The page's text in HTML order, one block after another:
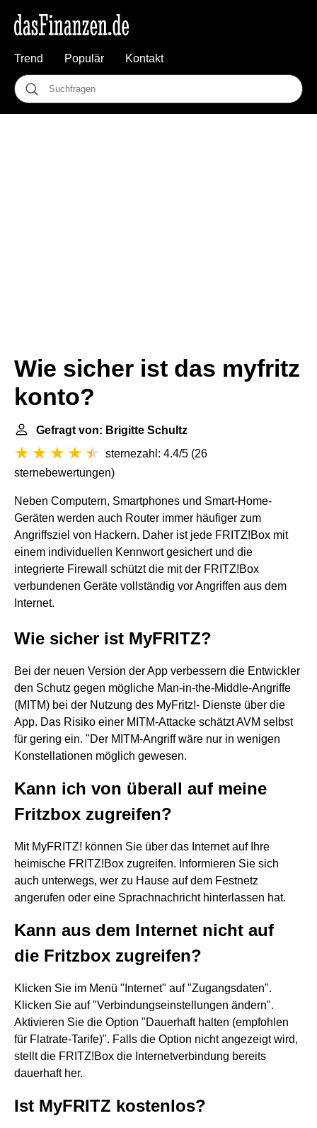
Trend Populär Kontakt
Wie sicher ist das myfritz
konto?
Gefragt von: Brigitte Schultz
sternezahl: 4.4/5 (26
sternebewertungen)
Neben Computern, Smartphones und Smart-Home-
Geräten werden auch Router immer häufiger zum
Angriffsziel von Hackern. Daher ist jede FRITZ!Box mit
einem individuellen Kennwort gesichert und die
integrierte Firewall schützt die mit der FRITZ!Box
verbundenen Geräte vollständig vor Angriffen aus dem
Internet.
Wie sicher ist MyFRITZ?
Bei der neuen Version der App verbessern die Entwickler
den Schutz gegen mögliche Man-in-the-Middle-Angriffe
(MITM) bei der Nutzung des MyFritz!- Dienste über die
App. Das Risiko einer MITM-Attacke schätzt AVM selbst
für gering ein. "Der MITM-Angriff wäre nur in wenigen
Konstellationen möglich gewesen.
Kann ich von überall auf meine
Fritzbox zugreifen?
Mit MyFRITZ! können Sie über das Internet auf Ihre
heimische FRITZ!Box zugreifen. Informieren Sie sich
auch unterwegs, wer zu Hause auf dem Festnetz
angerufen oder eine Sprachnachricht hinterlassen hat.
Kann aus dem Internet nicht auf
die Fritzbox zugreifen?
Klicken Sie im Menü "Internet" auf "Zugangsdaten".
Klicken Sie auf "Verbindungseinstellungen ändern".
Aktivieren Sie die Option "Dauerhaft halten (empfohlen
für Flatrate-Tarife)". Falls die Option nicht angezeigt wird,
stellt die FRITZ!Box die Internetverbindung bereits
dauerhaft her.
Ist MyFRITZ kostenlos?